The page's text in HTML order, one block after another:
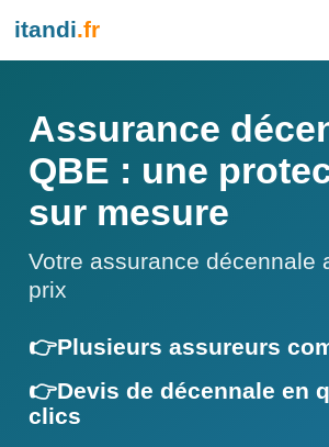
itandi.fr
Assurance
QBE : une
sur mesure
Votre assurance décennale
prix
👉Plusieurs assureurs
👉Devis de décennale en
clics